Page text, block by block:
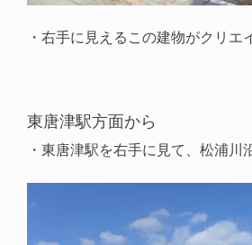
・右手に見えるこの建物がクリエ
東唐津駅方面から
・東唐津駅を右手に見て、松浦川